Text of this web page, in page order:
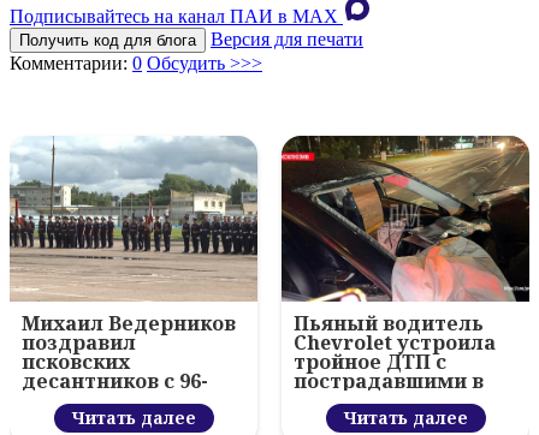
Подписывайтесь на канал ПАИ в MAХ
Получить код для блога
Версия для печати
Комментарии: 0 Обсудить >>>
Михаил Ведерников
поздравил
псковских
десантников с 96-
летием ВДВ и
вручил награды
Читать далее
Пьяный водитель
Chevrolet устроила
тройное ДТП с
пострадавшими в
Пскове
Читать далее